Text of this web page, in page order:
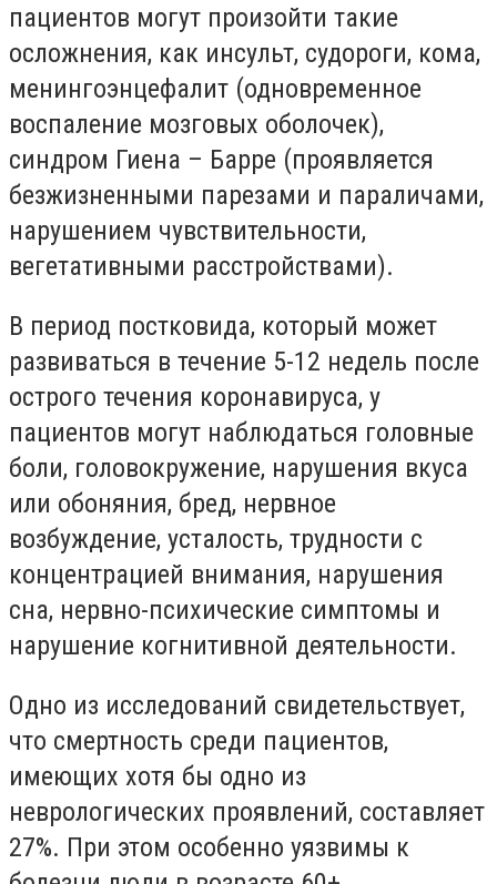
пациентов могут произойти такие
осложнения, как инсульт, судороги, кома,
менингоэнцефалит (одновременное
воспаление мозговых оболочек),
синдром Гиена – Барре (проявляется
безжизненными парезами и параличами,
нарушением чувствительности,
вегетативными расстройствами).
В период постковида, который может
развиваться в течение 5-12 недель после
острого течения коронавируса, у
пациентов могут наблюдаться головные
боли, головокружение, нарушения вкуса
или обоняния, бред, нервное
возбуждение, усталость, трудности с
концентрацией внимания, нарушения
сна, нервно-психические симптомы и
нарушение когнитивной деятельности.
Одно из исследований свидетельствует,
что смертность среди пациентов,
имеющих хотя бы одно из
неврологических проявлений, составляет
27%. При этом особенно уязвимы к